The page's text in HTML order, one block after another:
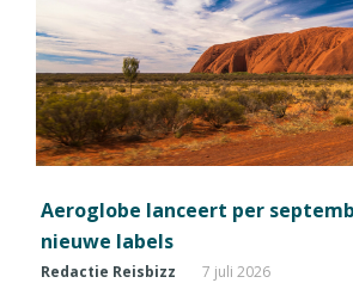
Aeroglobe lanceert per
nieuwe labels
Redactie Reisbizz 7 juli 2026